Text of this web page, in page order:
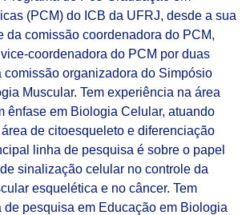
(PCM) do ICB da UFRJ, desde a sua
da comissão coordenadora do PCM,
coordenadora do PCM por duas
comissão organizadora do Simpósio
Muscular. Tem experiência na área
ênfase em Biologia Celular, atuando
de citoesqueleto e diferenciação
linha de pesquisa é sobre o papel
sinalização celular no controle da
esquelética e no câncer. Tem
de pesquisa em Educação em Biologia